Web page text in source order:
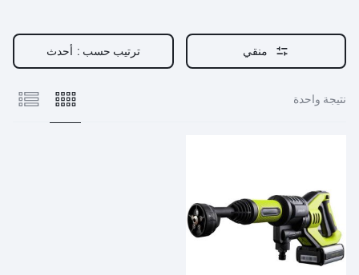
منقي ترتيب حسب : أحدث
نتيجة واحدة